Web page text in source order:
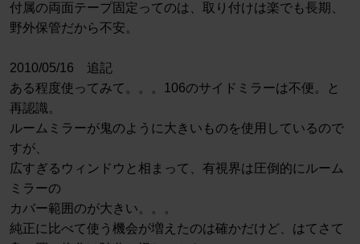
付属の両面テープ固定ってのは、取り付けは楽でも長期、
野外保管だから不安。
2010/05/16 追記
ある程度使ってみて。。。106のサイドミラーは不便。と
再認識。
ルームミラーが鬼のように大きいものを使用しているので
すが、
広すぎるウィンドウと相まって、有視界は圧倒的にルーム
ミラーの
カバー範囲のが大きい。。。
純正に比べて使う機会が増えたのは確かだけど、はてさて